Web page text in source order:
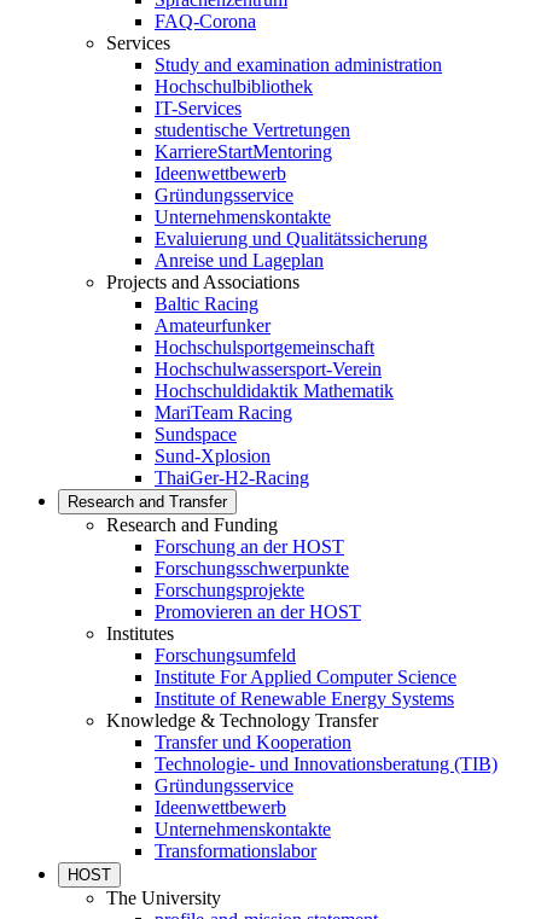
FAQ-Corona
Services
Study and examination administration
Hochschulbibliothek
IT-Services
studentische Vertretungen
KarriereStartMentoring
Ideenwettbewerb
Gründungsservice
Unternehmenskontakte
Evaluierung und Qualitätssicherung
Anreise und Lageplan
Projects and Associations
Baltic Racing
Amateurfunker
Hochschulsportgemeinschaft
Hochschulwassersport-Verein
Hochschuldidaktik Mathematik
MariTeam Racing
Sundspace
Sund-Xplosion
ThaiGer-H2-Racing
Research and Transfer
Research and Funding
Forschung an der HOST
Forschungsschwerpunkte
Forschungsprojekte
Promovieren an der HOST
Institutes
Forschungsumfeld
Institute For Applied Computer Science
Institute of Renewable Energy Systems
Knowledge & Technology Transfer
Transfer und Kooperation
Technologie- und Innovationsberatung (TIB)
Gründungsservice
Ideenwettbewerb
Unternehmenskontakte
Transformationslabor
HOST
The University